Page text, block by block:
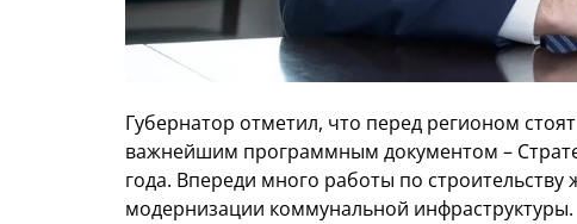
Губернатор отметил, что перед регионом
важнейшим программным документом –
года. Впереди много работы по
модернизации коммунальной инфраструктуры.